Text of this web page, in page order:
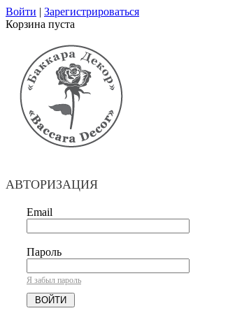
Войти | Зарегистрироваться
Корзина пуста
АВТОРИЗАЦИЯ
Email
Пароль
Я забыл пароль